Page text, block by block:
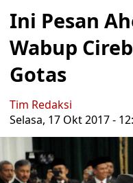
Ini Pesan
Wabup
Gotas
Tim Redaksi
Selasa, 17 Okt 2017 -